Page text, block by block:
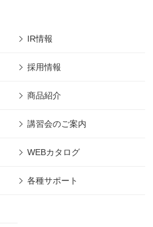
IR情報
採用情報
商品紹介
講習会のご案内
WEBカタログ
各種サポート